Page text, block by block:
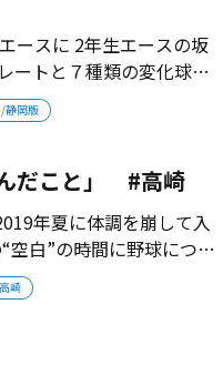
静岡版
ースに 2年生エースの坂
ートと７種類の変化球を
「高校ではピッチャーに
アップするとともに、山
高崎
だこと」 #高崎
年夏に体調を崩して入
空白”の時間に野球につい
した。また野球指導がで
に野球の本質を伝えてき